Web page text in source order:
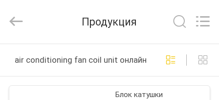
ПРОДУКТЫ
Refrigeration
All
Reserved.
Продукция
air conditioning fan coil unit онлайн производство
Блок катушки